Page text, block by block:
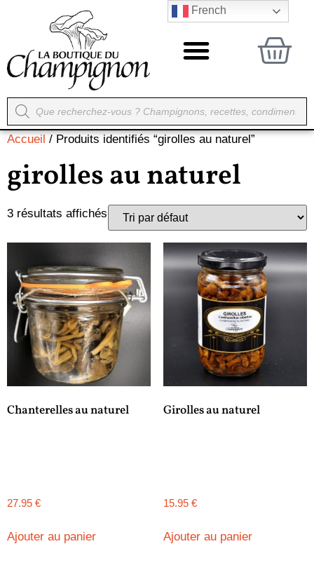
Accueil / Produits identifiés “girolles au naturel”
girolles au naturel
3 résultats affichés
Chanterelles au naturel
27.95 €
Ajouter au panier
Girolles au naturel
15.95 €
Ajouter au panier
French